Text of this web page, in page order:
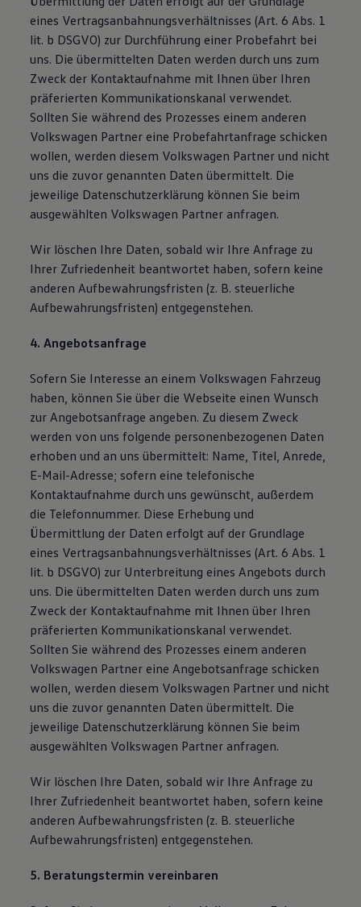
eines Vertragsanbahnungsverhältnisses (Art. 6 Abs. 1
lit. b DSGVO) zur Durchführung einer Probefahrt bei
uns. Die übermittelten Daten werden durch uns zum
Zweck der Kontaktaufnahme mit Ihnen über Ihren
präferierten Kommunikationskanal verwendet.
Sollten Sie während des Prozesses einem anderen
Volkswagen Partner eine Probefahrtanfrage schicken
wollen, werden diesem Volkswagen Partner und nicht
uns die zuvor genannten Daten übermittelt. Die
jeweilige Datenschutzerklärung können Sie beim
ausgewählten Volkswagen Partner anfragen.
Wir löschen Ihre Daten, sobald wir Ihre Anfrage zu
Ihrer Zufriedenheit beantwortet haben, sofern keine
anderen Aufbewahrungsfristen (z. B. steuerliche
Aufbewahrungsfristen) entgegenstehen.
4. Angebotsanfrage
Sofern Sie Interesse an einem Volkswagen Fahrzeug
haben, können Sie über die Webseite einen Wunsch
zur Angebotsanfrage angeben. Zu diesem Zweck
werden von uns folgende personenbezogenen Daten
erhoben und an uns übermittelt: Name, Titel, Anrede,
E-Mail-Adresse; sofern eine telefonische
Kontaktaufnahme durch uns gewünscht, außerdem
die Telefonnummer. Diese Erhebung und
Übermittlung der Daten erfolgt auf der Grundlage
eines Vertragsanbahnungsverhältnisses (Art. 6 Abs. 1
lit. b DSGVO) zur Unterbreitung eines Angebots durch
uns. Die übermittelten Daten werden durch uns zum
Zweck der Kontaktaufnahme mit Ihnen über Ihren
präferierten Kommunikationskanal verwendet.
Sollten Sie während des Prozesses einem anderen
Volkswagen Partner eine Angebotsanfrage schicken
wollen, werden diesem Volkswagen Partner und nicht
uns die zuvor genannten Daten übermittelt. Die
jeweilige Datenschutzerklärung können Sie beim
ausgewählten Volkswagen Partner anfragen.
Wir löschen Ihre Daten, sobald wir Ihre Anfrage zu
Ihrer Zufriedenheit beantwortet haben, sofern keine
anderen Aufbewahrungsfristen (z. B. steuerliche
Aufbewahrungsfristen) entgegenstehen.
5. Beratungstermin vereinbaren